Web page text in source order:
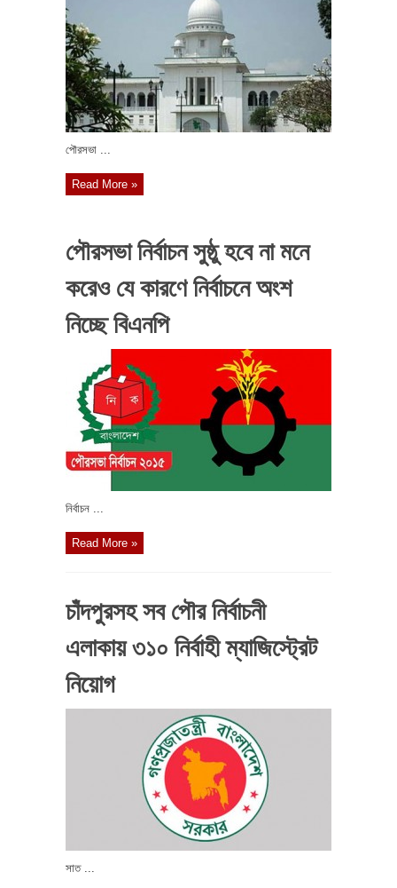
পৌরসভা ...
Read More »
পৌরসভা নির্বাচন সুষ্ঠু হবে না মনে
করেও যে কারণে নির্বাচনে অংশ
নিচ্ছে বিএনপি
নির্বাচন ...
Read More »
চাঁদপুরসহ সব পৌর নির্বাচনী
এলাকায় ৩১০ নির্বাহী ম্যাজিস্ট্রেট
নিয়োগ
সাত ...